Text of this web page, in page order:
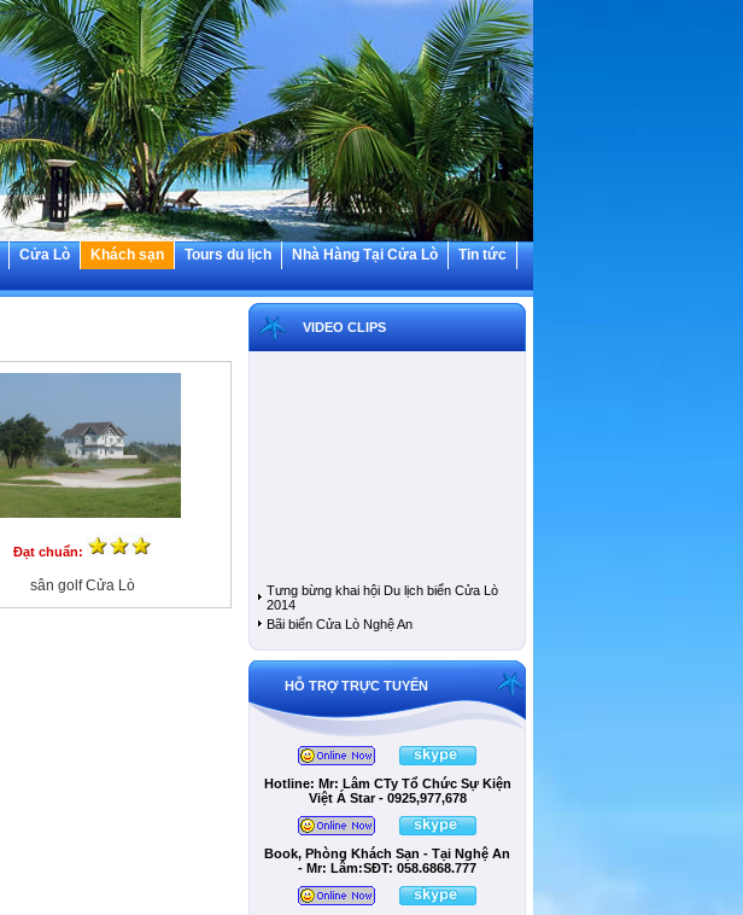
Cửa Lò Khách sạn Tours du lịch Nhà Hàng Tại Cửa Lò
Tin tức
Đạt chuẩn:
sân golf Cửa Lò
VIDEO CLIPS
Tưng bừng khai hội Du lịch biển Cửa Lò
2014
Bãi biển Cửa Lò Nghệ An
HỖ TRỢ TRỰC TUYẾN
Hotline: Mr: Lâm CTy Tổ Chức Sự Kiện
Việt Á Star - 0925,977,678
Book, Phòng Khách Sạn - Tại Nghệ An
- Mr: Lâm:SÐT: 058.6868.777